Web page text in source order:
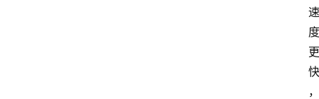
速
度
更
快
，